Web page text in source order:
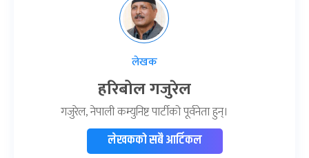
लेखक
हरिबोल गजुरेल
गजुरेल, नेपाली कम्युनिष्ट पार्टीको पूर्वनेता हुन्।
लेखकको सबै आर्टिकल